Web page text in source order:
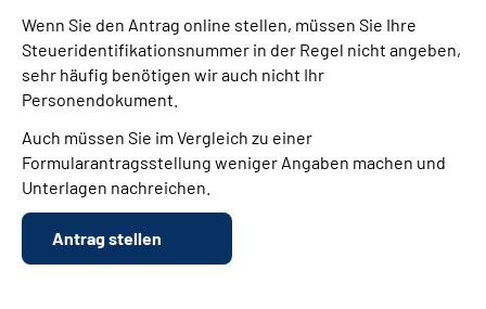
Wenn Sie den Antrag online stellen, müssen Sie Ihre
Steueridentifikationsnummer in der Regel nicht angeben,
sehr häufig benötigen wir auch nicht Ihr
Personendokument.
Auch müssen Sie im Vergleich zu einer
Formularantragsstellung weniger Angaben machen und
Unterlagen nachreichen.
Antrag stellen